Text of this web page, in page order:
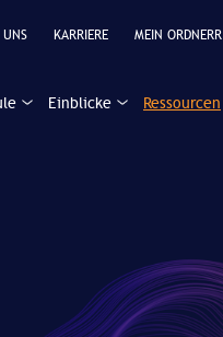
UNS KARRIERE MEIN ORDNERR
Einblicke Ressourcen